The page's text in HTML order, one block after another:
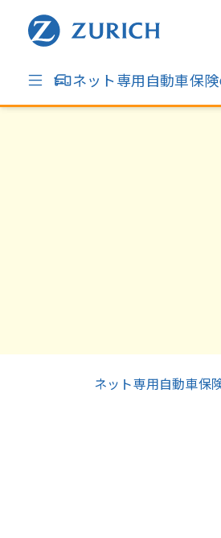
ネット専用自動車保
ネット専用自動車保